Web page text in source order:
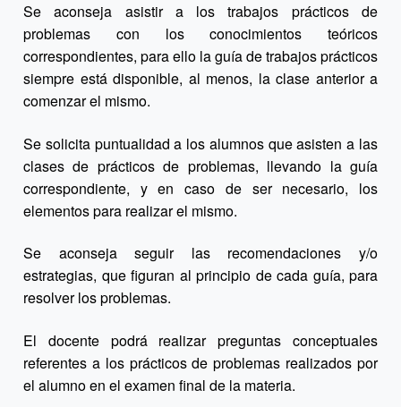
Se aconseja asistir a los trabajos prácticos de
problemas con los conocimientos teóricos
correspondientes, para ello la guía de trabajos prácticos
siempre está disponible, al menos, la clase anterior a
comenzar el mismo.
Se solicita puntualidad a los alumnos que asisten a las
clases de prácticos de problemas, llevando la guía
correspondiente, y en caso de ser necesario, los
elementos para realizar el mismo.
Se aconseja seguir las recomendaciones y/o
estrategias, que figuran al principio de cada guía, para
resolver los problemas.
El docente podrá realizar preguntas conceptuales
referentes a los prácticos de problemas realizados por
el alumno en el examen final de la materia.